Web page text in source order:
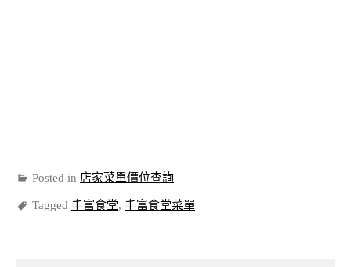
Posted in 店家菜單價位查詢
Tagged 丰富食堂, 丰富食堂菜單